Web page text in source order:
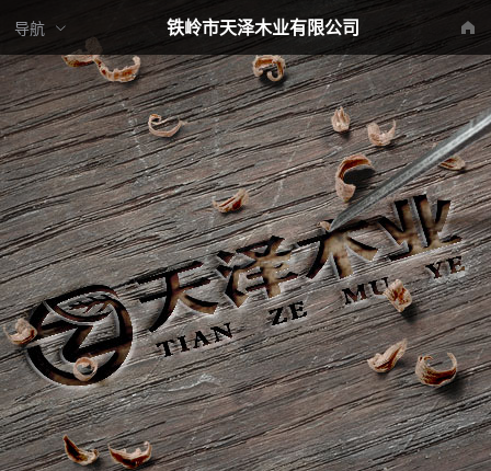
导航 铁岭市天泽木业有限公司